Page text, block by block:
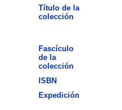
Título de la
colección
Fascículo
de la
colección
ISBN
Expedición